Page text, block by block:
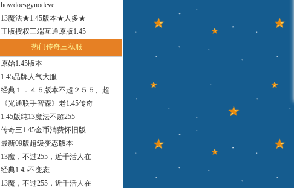
howdoesgynodeve
13魔法★1.45版本★人多★
正版授权三端互通原版1.45
热门传奇三私服
原始1.45版本
1.45品牌人气大服
经典１．４５版本不超２５５、超
《光通联手智森》老1.45传奇
1.45版纯13魔法不超255
传奇三1.45金币消费怀旧版
最新09版超级变态版本
13魔，不过255，近千活人在
经典1.45不变态
13魔，不过255，近千活人在